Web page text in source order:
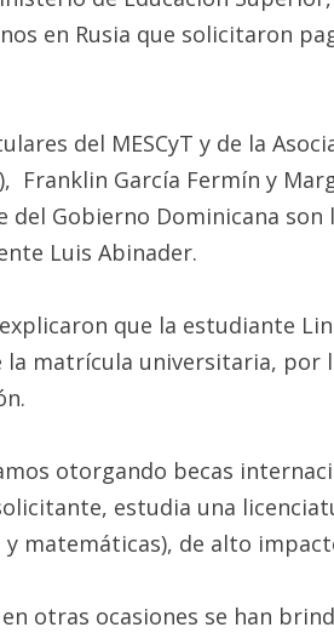
en Rusia que solicitaron
del MESCyT y de la
Franklin García Fermín y
del Gobierno Dominicana
Luis Abinader.
que la estudiante
matrícula universitaria, por
otorgando becas
estudia una
matemáticas), de alto
otras ocasiones se han